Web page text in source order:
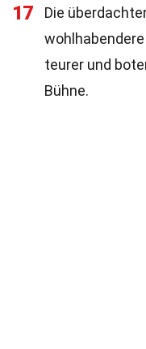
17
Die
teurer und
Bühne.